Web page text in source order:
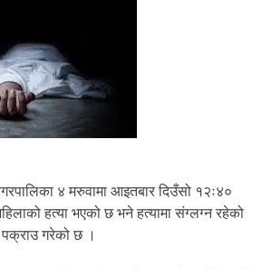
४ मरुवामा आइतबार दिउँसो १२ः४०
हत्या भएको छ भने हत्यामा संग्लग्न रहेको
गरेको छ ।